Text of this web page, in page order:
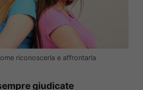
riconoscerla e affrontarla
giudicate